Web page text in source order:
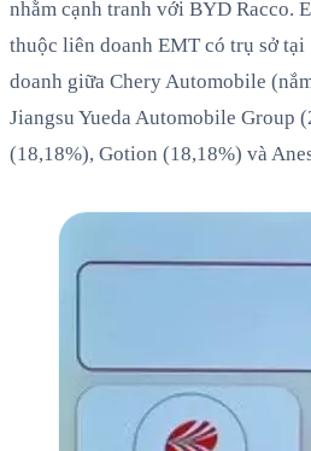
nhằm cạnh tranh với BYD Racco.
thuộc liên doanh EMT có trụ sở
doanh giữa Chery Automobile
Jiangsu Yueda Automobile Group
(18,18%), Gotion (18,18%) và